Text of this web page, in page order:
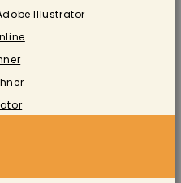
Illustrator